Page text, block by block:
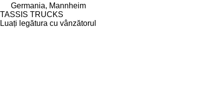
Germania, Mannheim
TASSIS TRUCKS
Luați legătura cu vânzătorul